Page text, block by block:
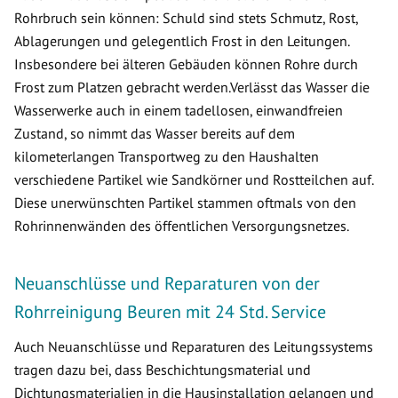
Rohrbruch sein können: Schuld sind stets Schmutz, Rost,
Ablagerungen und gelegentlich Frost in den Leitungen.
Insbesondere bei älteren Gebäuden können Rohre durch
Frost zum Platzen gebracht werden.Verlässt das Wasser die
Wasserwerke auch in einem tadellosen, einwandfreien
Zustand, so nimmt das Wasser bereits auf dem
kilometerlangen Transportweg zu den Haushalten
verschiedene Partikel wie Sandkörner und Rostteilchen auf.
Diese unerwünschten Partikel stammen oftmals von den
Rohrinnenwänden des öffentlichen Versorgungsnetzes.
Neuanschlüsse und Reparaturen von der
Rohrreinigung Beuren mit 24 Std. Service
Auch Neuanschlüsse und Reparaturen des Leitungssystems
tragen dazu bei, dass Beschichtungsmaterial und
Dichtungsmaterialien in die Hausinstallation gelangen und